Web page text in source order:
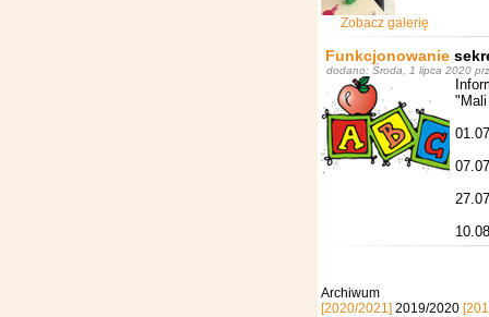
Zobacz galerię
Funkcjonowanie
dodano: Środa, 1 lipca 2020
[2020/2021] 2019/2020